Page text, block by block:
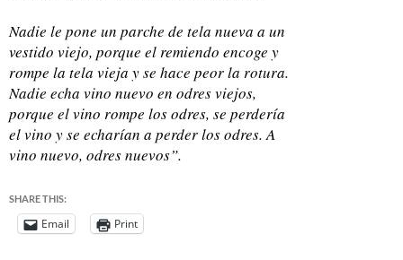
Nadie le pone un parche de tela nueva a un
vestido viejo, porque el remiendo encoge y
rompe la tela vieja y se hace peor la rotura.
Nadie echa vino nuevo en odres viejos,
porque el vino rompe los odres, se perdería
el vino y se echarían a perder los odres. A
vino nuevo, odres nuevos”.
SHARE THIS:
Email Print